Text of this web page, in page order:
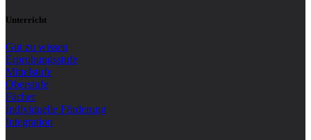
Unterricht
Gut zu wissen
Erprobungsstufe
Mittelstufe
Oberstufe
Fächer
Individuelle Förderung
Integration